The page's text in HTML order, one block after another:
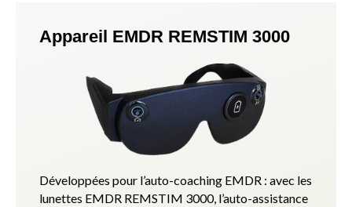
Appareil EMDR REMSTIM 3000
Développées pour l’auto-coaching EMDR : avec les
lunettes EMDR REMSTIM 3000, l’auto-assistance